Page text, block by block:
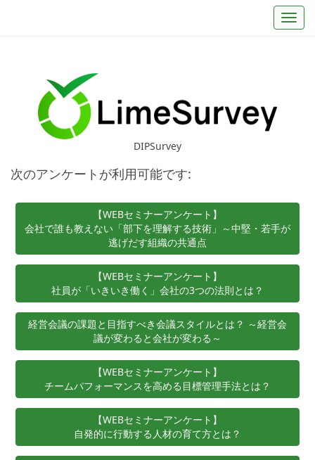
DIPSurvey
次のアンケートが利用可能です:
【WEBセミナーアンケート】
会社で誰も教えない「部下を理解する技術」～中堅・若手が
逃げだす組織の共通点
【WEBセミナーアンケート】
社員が「いきいき働く」会社の3つの法則とは？
経営会議の課題と目指すべき会議スタイルとは？ ～経営会
議が変わると会社が変わる～
【WEBセミナーアンケート】
チームパフォーマンスを高める目標管理手法とは？
【WEBセミナーアンケート】
自発的に行動する人材の育て方とは？